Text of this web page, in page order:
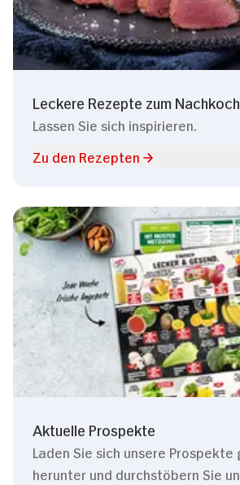
Leckere Rezepte zum
Lassen Sie sich inspirieren.
Zu den Rezepten
Aktuelle Prospekte
Laden Sie sich unsere Prospekte
herunter und durchstöbern Sie